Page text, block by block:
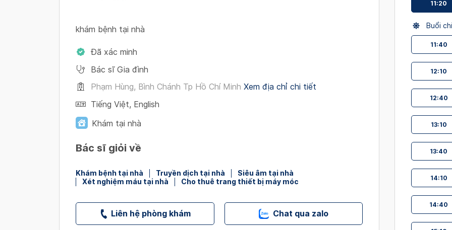
khám bệnh tại nhà
Đã xác minh
Bác sĩ Gia đình
Phạm Hùng, Bình Chánh Tp Hồ Chí Minh Xem địa chỉ chi tiết
Tiếng Việt, English
Khám tại nhà
Bác sĩ giỏi về
Khám bệnh tại nhà Truyền dịch tại nhà
Siêu âm tại nhà
Xét nghiệm máu tại nhà
Cho thuê trang thiết bị máy móc
Liên hệ phòng khám Chat qua zalo
interact
with
the
calendar
select
a
date.
Press
the
question
mark
to
keyboard
11:20
Buổi
11:40
12:10
12:40
13:10
13:40
14:10
14:40